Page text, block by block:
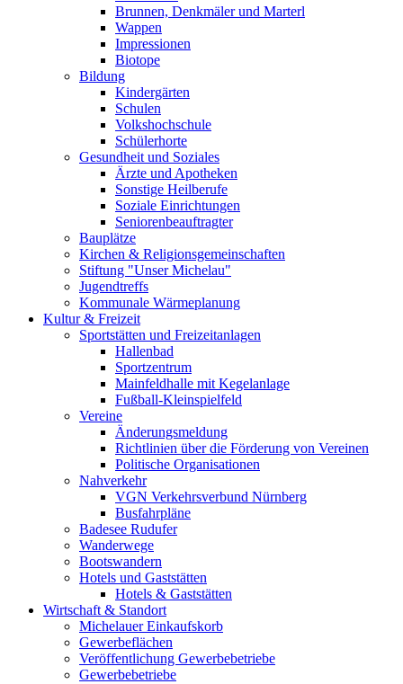
Brunnen, Denkmäler und Marterl
Wappen
Impressionen
Biotope
Bildung
Kindergärten
Schulen
Volkshochschule
Schülerhorte
Gesundheit und Soziales
Ärzte und Apotheken
Sonstige Heilberufe
Soziale Einrichtungen
Seniorenbeauftragter
Bauplätze
Kirchen & Religionsgemeinschaften
Stiftung "Unser Michelau"
Jugendtreffs
Kommunale Wärmeplanung
Kultur & Freizeit
Sportstätten und Freizeitanlagen
Hallenbad
Sportzentrum
Mainfeldhalle mit Kegelanlage
Fußball-Kleinspielfeld
Vereine
Änderungsmeldung
Richtlinien über die Förderung von Vereinen
Politische Organisationen
Nahverkehr
VGN Verkehrsverbund Nürnberg
Busfahrpläne
Badesee Rudufer
Wanderwege
Bootswandern
Hotels und Gaststätten
Hotels & Gaststätten
Wirtschaft & Standort
Michelauer Einkaufskorb
Gewerbeflächen
Veröffentlichung Gewerbebetriebe
Gewerbebetriebe